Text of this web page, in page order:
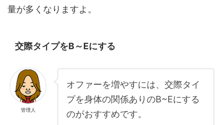
量が多くなりますよ。
交際タイプをB～Eにする
管理人
オファーを増やすには、交際タイ
プを身体の関係ありのB~Eにする
のがおすすめです。